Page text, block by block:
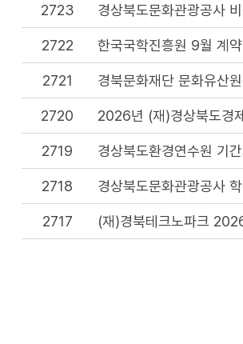
2723 경상북도문화관광공사
2722 한국국학진흥원 9월 계
2721 경북문화재단 문화유산
2720 2026년 (재)경상북도경
2719 경상북도환경연수원 기
2718 경상북도문화관광공사
2717 (재)경북테크노파크